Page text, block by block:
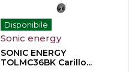
Disponibile
Sonic energy
SONIC ENERGY
TOLMC36BK Carillo...